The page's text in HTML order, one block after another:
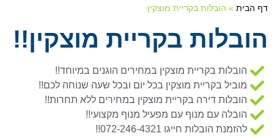
דף הבית » הובלות בקריית מוצקין
הובלות בקריית מוצקין!!
הובלות בקריית מוצקין במחירים הוגנים במיוחד!!
מוביל בקריית מוצקין בכל יום ובכל שעה שנוחה לכם!!
הובלות דירה בקריית מוצקין במחירים ללא תחרות!!
הובלה עם מנוף עם מפעיל מנוף מקצועי!!
להזמנת הובלות חייגו 072-246-4321!!